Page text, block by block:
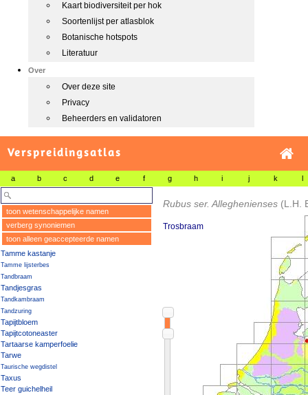
Kaart biodiversiteit per hok
Soortenlijst per atlasblok
Botanische hotspots
Literatuur
Over
Over deze site
Privacy
Beheerders en validatoren
Verspreidingsatlas
a b c d e f g h i j k l
toon wetenschappelijke namen
verberg synoniemen
toon alleen geaccepteerde namen
Tamme kastanje
Tamme lijsterbes
Tandbraam
Tandjesgras
Tandkambraam
Tandzuring
Tapijtbloem
Tapijtcotoneaster
Tartaarse kamperfoelie
Tarwe
Taurische wegdistel
Taxus
Teer guichelheil
Rubus ser. Alleghenienses (L.H.
Trosbraam